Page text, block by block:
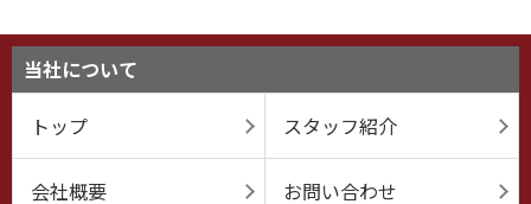
当社について
トップ
スタッフ紹介
会社概要 お問い合わせ